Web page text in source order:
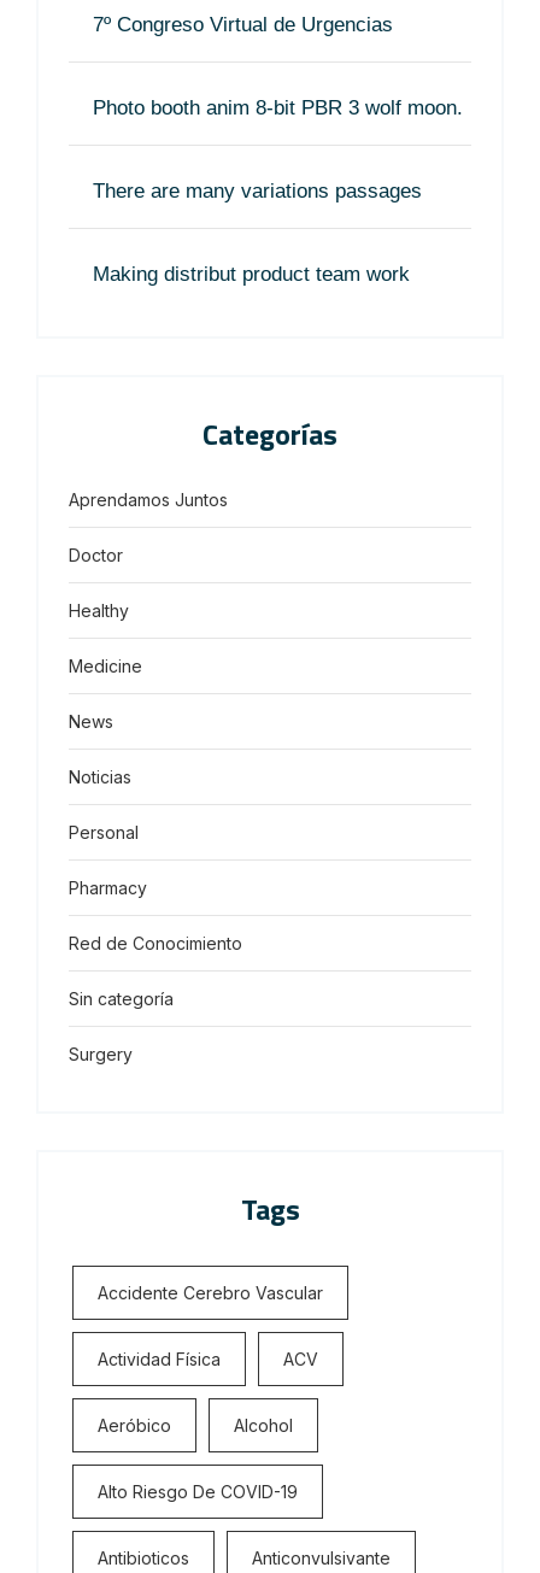
7º Congreso Virtual de Urgencias
Photo booth anim 8-bit PBR 3 wolf moon.
There are many variations passages
Making distribut product team work
Categorías
Aprendamos Juntos
Doctor
Healthy
Medicine
News
Noticias
Personal
Pharmacy
Red de Conocimiento
Sin categoría
Surgery
Tags
Accidente Cerebro Vascular
Actividad Física ACV
Aeróbico Alcohol
Alto Riesgo De COVID-19
Antibioticos Anticonvulsivante